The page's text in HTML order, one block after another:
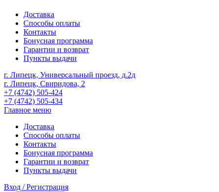
Доставка
Способы оплаты
Контакты
Бонусная программа
Гарантии и возврат
Пункты выдачи
г. Липецк, Универсальный проезд, д.2д
г. Липецк, Свиридова, 2
+7 (4742) 505-424
+7 (4742) 505-434
Главное меню
Доставка
Способы оплаты
Контакты
Бонусная программа
Гарантии и возврат
Пункты выдачи
Вход / Регистрация